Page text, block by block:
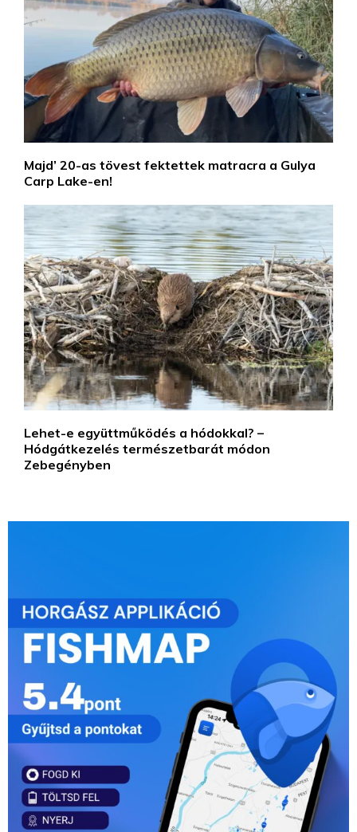
Majd’ 20-as tövest fektettek matracra a Gulya
Carp Lake-en!
Lehet-e együttműködés a hódokkal? –
Hódgátkezelés természetbarát módon
Zebegényben